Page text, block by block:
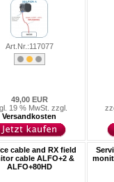
Art.Nr.:117077
49,00 EUR
19 % MwSt. zzgl.
Versandkosten
cable and RX field
cable ALFO+2 &
ALFO+80HD